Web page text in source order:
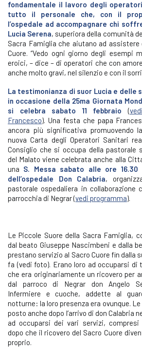
fondamentale il lavoro degli
tutto il personale che, con il
l’ospedale ad accompagnare chi
Lucia Serena, superiora della comunità
Sacra Famiglia che aiutano ad
Cuore. “Vedo ogni giorno degli esempi
eroici, – dice – di operatori che con
anche molto gravi, nel silenzio e con il
La testimonianza di suor Lucia e delle
in occasione della 25ma Giornata
si celebra sabato 11 febbraio (
Francesco). Una festa che papa
ancora più significativa promuovendo
nuova Carta degli Operatori Sanitari
Consiglio che si occupa della pastorale
del Malato viene celebrata anche alla
una S. Messa sabato alle ore
dell’ospedale Don Calabria,
pastorale ospedaliera in collaborazione
parrocchia di Negrar (vedi programma).
Le Piccole Suore della Sacra Famiglia,
dal beato Giuseppe Nascimbeni e dalla
prestano servizio al Sacro Cuore fin dalla
fa (vedi foto). Erano loro ad occuparsi
che era originariamente un ricovero per
dal parroco di Negrar don Angelo
Infermiere e cuoche, addette al
notturne: la loro presenza era ovunque.
posto anche dopo l’arrivo di don Calabria
ad occuparsi dei vari servizi,
dopo che il ricovero del Sacro Cuore
proprio.